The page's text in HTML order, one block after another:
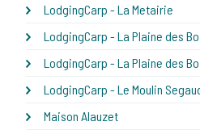
LodgingCarp - La Metairie
LodgingCarp - La Plaine des
LodgingCarp - La Plaine des
LodgingCarp - Le Moulin
Maison Alauzet